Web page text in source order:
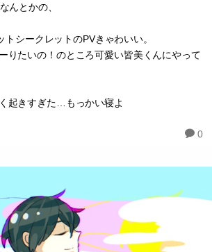
んとかの、
シークレットのPVきゃわいい。
りたいの！のところ可愛い皆美くんにやって
起きすぎた…もっかい寝よ
0